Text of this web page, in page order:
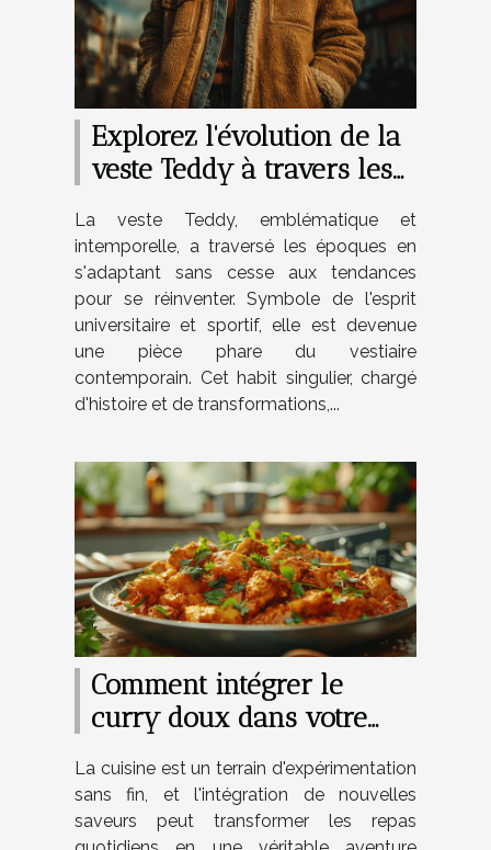
Explorez l'évolution de la
veste Teddy à travers les
La veste Teddy, emblématique et
intemporelle, a traversé les époques en
s'adaptant sans cesse aux tendances
pour se réinventer. Symbole de l'esprit
universitaire et sportif, elle est devenue
une pièce phare du vestiaire
contemporain. Cet habit singulier, chargé
d'histoire et de transformations,...
Comment intégrer le
curry doux dans votre
La cuisine est un terrain d'expérimentation
sans fin, et l'intégration de nouvelles
saveurs peut transformer les repas